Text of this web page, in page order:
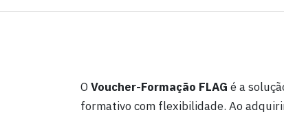
O Voucher-Formação FLAG é a
formativo com flexibilidade. Ao